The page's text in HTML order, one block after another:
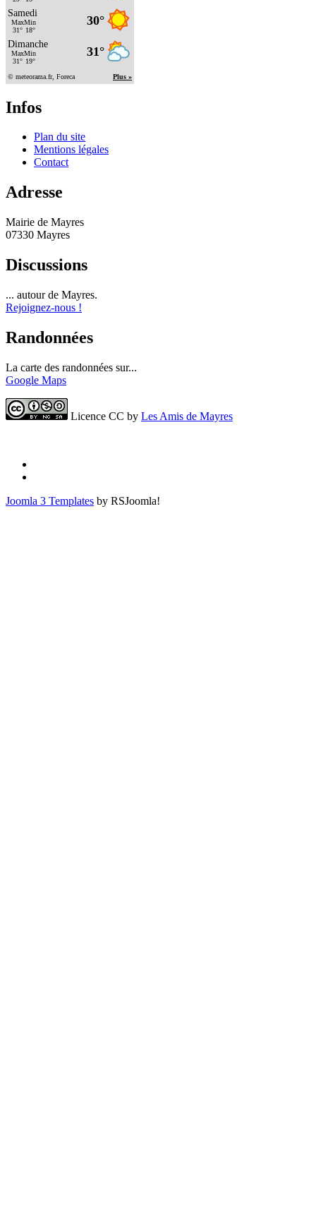
Infos
Plan du site
Mentions légales
Contact
Adresse
Mairie de Mayres
07330 Mayres
Discussions
... autour de Mayres.
Rejoignez-nous !
Randonnées
La carte des randonnées sur...
Google Maps
Licence CC by Les Amis de Mayres
Joomla 3 Templates by RSJoomla!